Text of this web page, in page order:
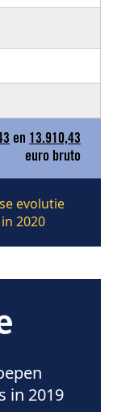
en 13.910,43
euro bruto
evolutie
2020
in 2019